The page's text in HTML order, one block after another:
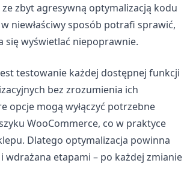
zbyt agresywną optymalizacją kodu
niewłaściwy sposób potrafi sprawić,
się wyświetlać niepoprawnie.
testowanie każdej dostępnej funkcji
bez zrozumienia ich
opcje mogą wyłączyć potrzebne
WooCommerce, co w praktyce
Dlatego optymalizacja powinna
wdrażana etapami – po każdej zmianie